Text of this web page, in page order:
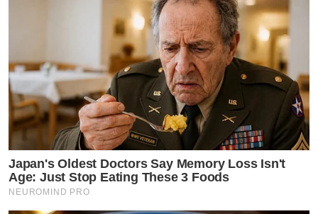
Japan's Oldest Doctors Say Memory Loss Isn't
Age: Just Stop Eating These 3 Foods
NEUROMIND PRO